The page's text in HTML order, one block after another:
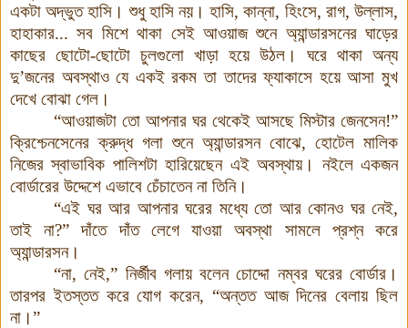
একটা অদ্ভুত হাসি। শুধু হাসি নয়। হাসি, কান্না, হিংসে, রাগ, উল্লাস,
হাহাকার... সব মিশে থাকা সেই আওয়াজ শুনে অ্যান্ডারসনের ঘাড়ের
কাছের ছোটো-ছোটো চুলগুলো খাড়া হয়ে উঠল। ঘরে থাকা অন্য
দু’জনের অবস্থাও যে একই রকম তা তাদের ফ্যাকাসে হয়ে আসা মুখ
দেখে বোঝা গেল।
“আওয়াজটা তো আপনার ঘর থেকেই আসছে মিস্টার জেনসেন!”
ক্রিশ্চেনসেনের ক্রুদ্ধ গলা শুনে অ্যান্ডারসন বোঝে, হোটেল মালিক
নিজের স্বাভাবিক পালিশটা হারিয়েছেন এই অবস্থায়। নইলে একজন
বোর্ডারের উদ্দেশে এভাবে চেঁচাতেন না তিনি।
“এই ঘর আর আপনার ঘরের মধ্যে তো আর কোনও ঘর নেই,
তাই না?” দাঁতে দাঁত লেগে যাওয়া অবস্থা সামলে প্রশ্ন করে
অ্যান্ডারসন।
“না, নেই,” নির্জীব গলায় বলেন চোদ্দো নম্বর ঘরের বোর্ডার।
তারপর ইতস্তত করে যোগ করেন, “অন্তত আজ দিনের বেলায় ছিল
না।”